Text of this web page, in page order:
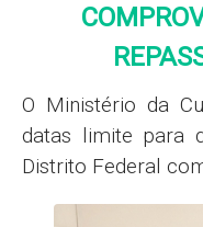
O Ministério da
datas limite para
Distrito Federal